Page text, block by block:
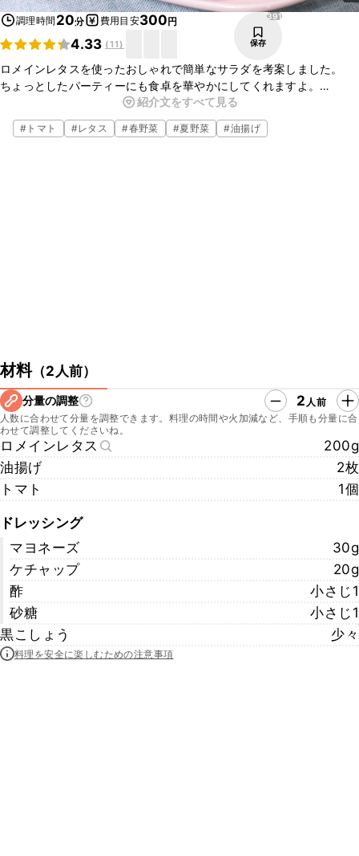
調理時間 20分 費用目安300円
4.33 (11)
391
保存
ロメインレタスを使ったおしゃれで簡単なサラダを考案しました。
ちょっとしたパーティーにも食卓を華やかにしてくれますよ。
マヨネーズとケチャップでお子様にも食べやすいドレッシングです。
油揚げをカリカリにすることで、食感も楽しめますので是非お試しく
ださい。
紹介文をすべて見る
# トマト #レタス #春野菜 #夏野菜 #油揚げ
材料（2人前）
分量の調整 2 人前
人数に合わせて分量を調整できます。料理の時間や火加減など、手順も分量に合
わせて調整してくださいね。
ロメインレタス
200g
油揚げ
2枚
トマト
1個
ドレッシング
マヨネーズ
30g
ケチャップ
20g
酢
小さじ1
砂糖
小さじ1
黒こしょう
少々
料理を安全に楽しむための注意事項